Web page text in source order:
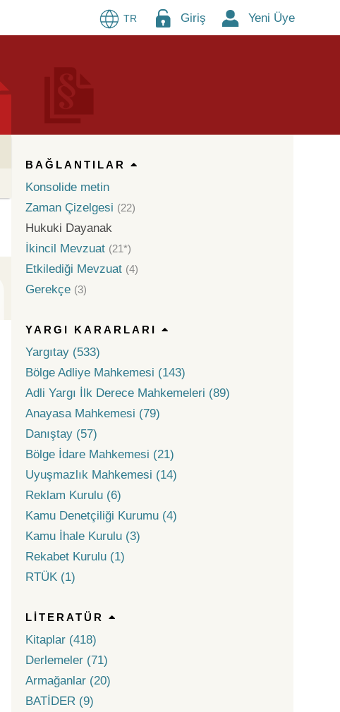
TR Giriş Yeni Üye
BAĞLANTILAR
Konsolide metin
Zaman Çizelgesi (22)
Hukuki Dayanak
İkincil Mevzuat (21*)
Etkilediği Mevzuat (4)
Gerekçe (3)
YARGI KARARLARI
Yargıtay (533)
Bölge Adliye Mahkemesi (143)
Adli Yargı İlk Derece Mahkemeleri (89)
Anayasa Mahkemesi (79)
Danıştay (57)
Bölge İdare Mahkemesi (21)
Uyuşmazlık Mahkemesi (14)
Reklam Kurulu (6)
Kamu Denetçiliği Kurumu (4)
Kamu İhale Kurulu (3)
Rekabet Kurulu (1)
RTÜK (1)
LITERATÜR
Kitaplar (418)
Derlemeler (71)
Armağanlar (20)
BATİDER (9)